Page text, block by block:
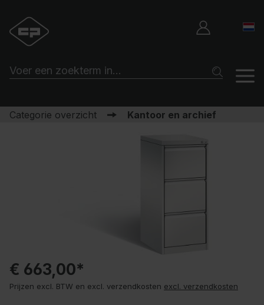
Categorie overzicht Kantoor en archief
€ 663,00*
Prijzen excl. BTW en excl. verzendkosten excl. verzendkosten